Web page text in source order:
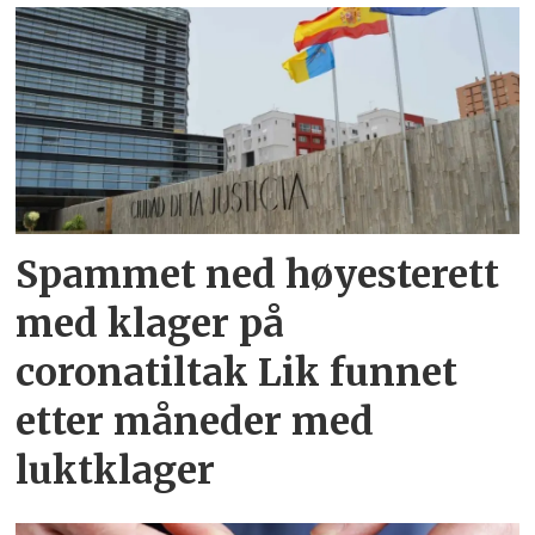
Spammet ned høyesterett
med klager på
coronatiltak Lik funnet
etter måneder med
luktklager